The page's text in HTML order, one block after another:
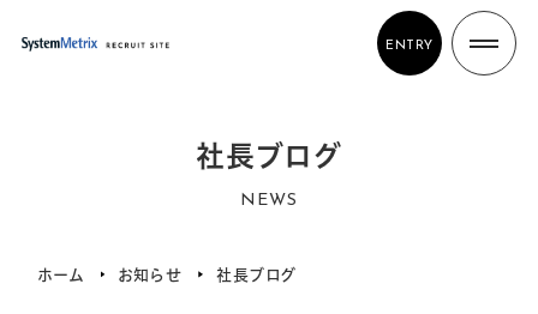
ENTRY
社長ブログ
NEWS
ホーム お知らせ 社長ブログ